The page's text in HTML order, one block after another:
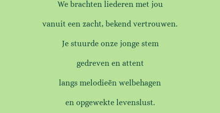
We brachten liederen met jou
vanuit een zacht, bekend vertrouwen.
Je stuurde onze jonge stem
gedreven en attent
langs melodieën welbehagen
en opgewekte levenslust.